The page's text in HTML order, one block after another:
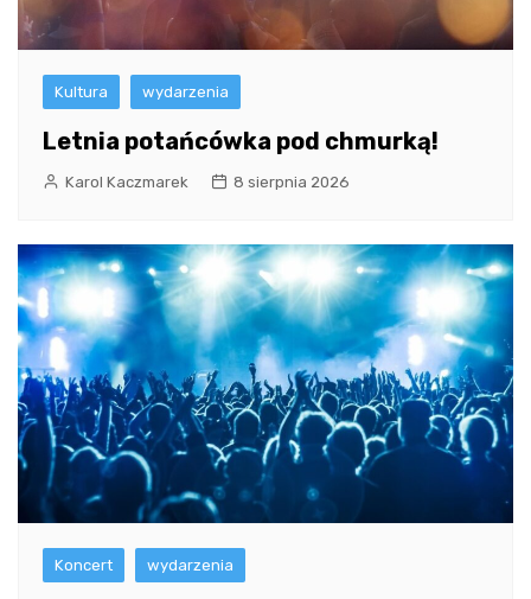
Kultura wydarzenia
Letnia potańcówka pod chmurką!
Karol Kaczmarek 8 sierpnia 2026
Koncert wydarzenia